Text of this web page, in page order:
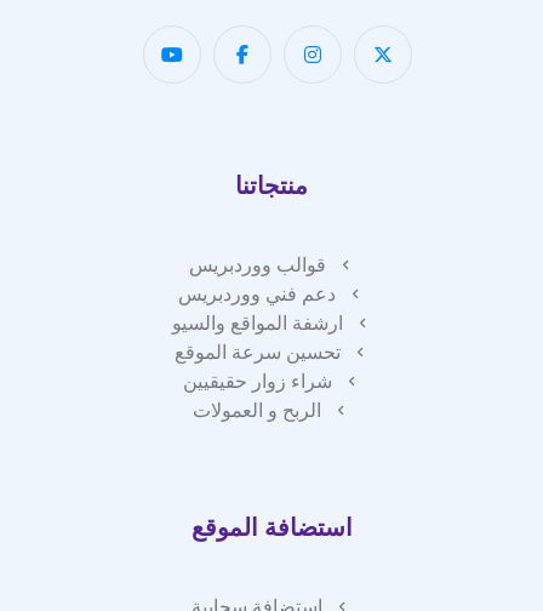
منتجاتنا
قوالب ووردبريس
دعم فني ووردبريس
ارشفة المواقع والسيو
تحسين سرعة الموقع
شراء زوار حقيقيين
الربح و العمولات
استضافة الموقع
استضافة سحابية